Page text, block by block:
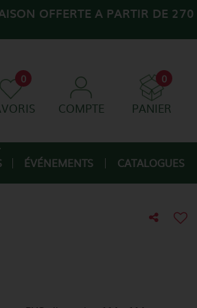
OFFERTE A PARTIR DE 270
0
COMPTE
0
PANIER
ÉVÉNEMENTS CATALOGUES